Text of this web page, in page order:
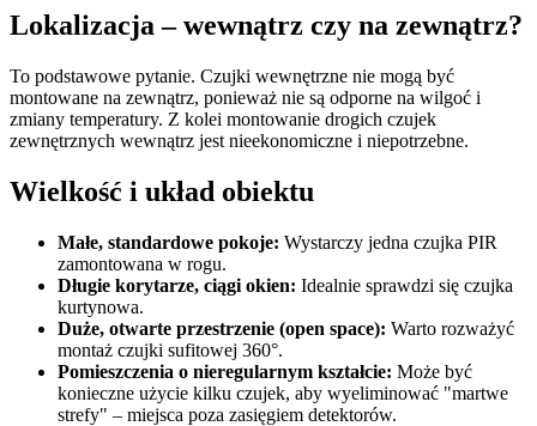
Lokalizacja – wewnątrz czy na zewnątrz?
To podstawowe pytanie. Czujki wewnętrzne nie mogą być
montowane na zewnątrz, ponieważ nie są odporne na wilgoć i
zmiany temperatury. Z kolei montowanie drogich czujek
zewnętrznych wewnątrz jest nieekonomiczne i niepotrzebne.
Wielkość i układ obiektu
Małe, standardowe pokoje: Wystarczy jedna czujka PIR
zamontowana w rogu.
Długie korytarze, ciągi okien: Idealnie sprawdzi się czujka
kurtynowa.
Duże, otwarte przestrzenie (open space): Warto rozważyć
montaż czujki sufitowej 360°.
Pomieszczenia o nieregularnym kształcie: Może być
konieczne użycie kilku czujek, aby wyeliminować "martwe
strefy" – miejsca poza zasięgiem detektorów.